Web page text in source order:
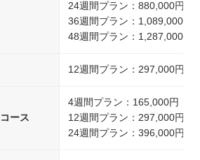
24週間プラン：880,000円
36週間プラン：1,089,000円
48週間プラン：1,287,000円
12週間プラン：297,000円
ース
4週間プラン：165,000円
12週間プラン：297,000円
24週間プラン：396,000円